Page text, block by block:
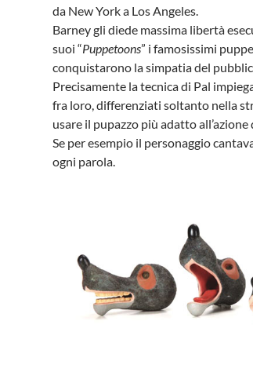
da New York a Los Angeles.
Barney gli diede massima libertà
suoi “Puppetoons” i famosissimi
conquistarono la simpatia del
Precisamente la tecnica di Pal
fra loro, differenziati soltanto nella
usare il pupazzo più adatto
Se per esempio il personaggio
ogni parola.